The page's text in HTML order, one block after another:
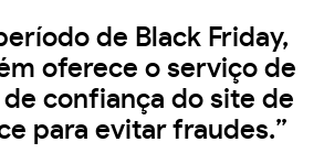
de Black Friday,
oferece o serviço de
confiança do site de
para evitar fraudes.”